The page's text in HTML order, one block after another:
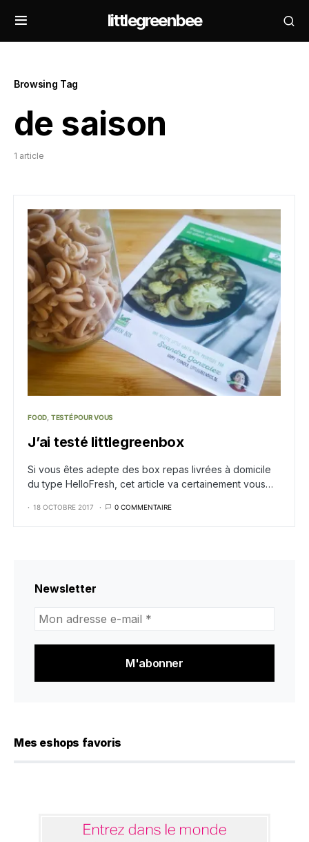
littlegreenbee
Browsing Tag
de saison
1 article
FOOD TESTÉ POUR VOUS
J’ai testé littlegreenbox
Si vous êtes adepte des box repas livrées à domicile
du type HelloFresh, cet article va certainement vous…
18 OCTOBRE 2017 0 COMMENTAIRE
Newsletter
adresse
mail
Mes eshops favoris